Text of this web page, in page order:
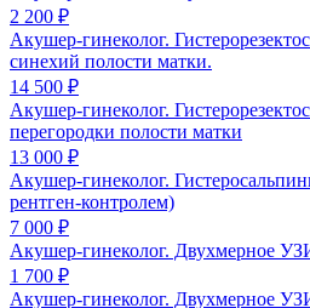
2 200 ₽
Акушер-гинеколог.
синехий полости матки.
14 500 ₽
Акушер-гинеколог.
перегородки полости матки
13 000 ₽
Акушер-гинеколог.
рентген-контролем)
7 000 ₽
Акушер-гинеколог. Двухмерное
1 700 ₽
Акушер-гинеколог. Двухмерное